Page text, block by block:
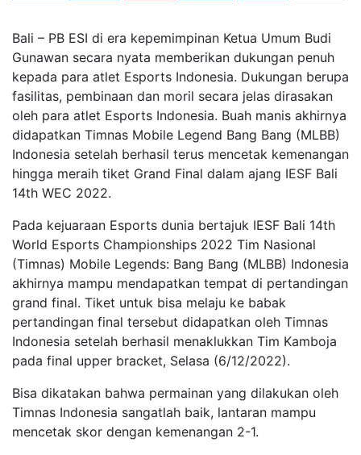
Bali – PB ESI di era kepemimpinan Ketua Umum Budi
Gunawan secara nyata memberikan dukungan penuh
kepada para atlet Esports Indonesia. Dukungan berupa
fasilitas, pembinaan dan moril secara jelas dirasakan
oleh para atlet Esports Indonesia. Buah manis akhirnya
didapatkan Timnas Mobile Legend Bang Bang (MLBB)
Indonesia setelah berhasil terus mencetak kemenangan
hingga meraih tiket Grand Final dalam ajang IESF Bali
14th WEC 2022.
Pada kejuaraan Esports dunia bertajuk IESF Bali 14th
World Esports Championships 2022 Tim Nasional
(Timnas) Mobile Legends: Bang Bang (MLBB) Indonesia
akhirnya mampu mendapatkan tempat di pertandingan
grand final. Tiket untuk bisa melaju ke babak
pertandingan final tersebut didapatkan oleh Timnas
Indonesia setelah berhasil menaklukkan Tim Kamboja
pada final upper bracket, Selasa (6/12/2022).
Bisa dikatakan bahwa permainan yang dilakukan oleh
Timnas Indonesia sangatlah baik, lantaran mampu
mencetak skor dengan kemenangan 2-1.